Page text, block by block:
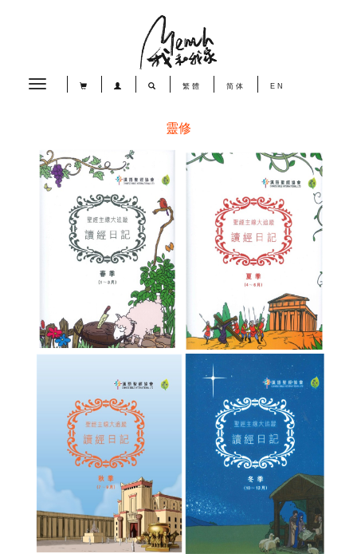
Toggle
繁體 简体 EN
靈修